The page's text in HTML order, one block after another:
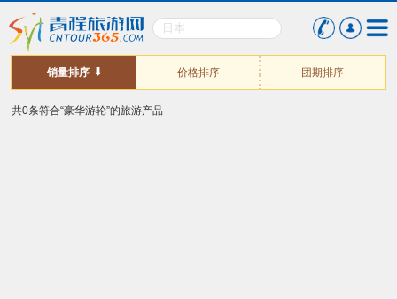
销量排序 价格排序 团期排序
共0条符合“豪华游轮”的旅游产品